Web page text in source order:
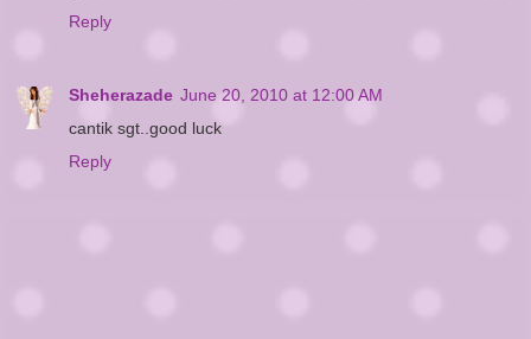
Reply
Sheherazade June 20, 2010 at 12:00 AM
cantik sgt..good luck
Reply